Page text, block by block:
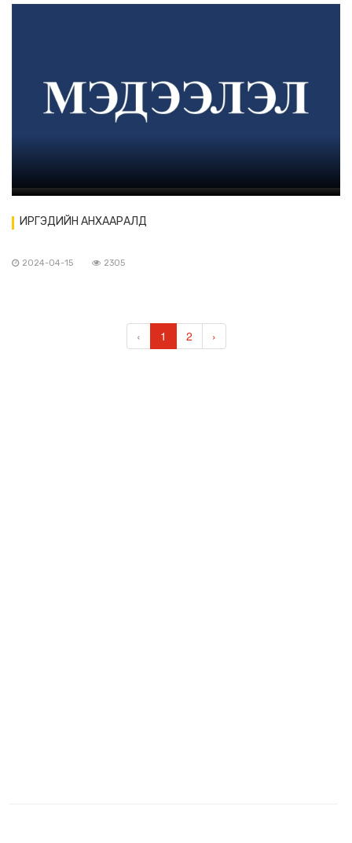
ИРГЭДИЙН АНХААРАЛД
2024-04-15 2305
‹ 1 2 ›